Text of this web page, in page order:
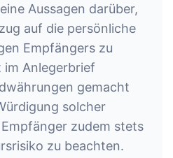
Aussagen darüber,
auf die persönliche
Empfängers zu
Anlegerbrief
gemacht
solcher
zudem stets
zu beachten.